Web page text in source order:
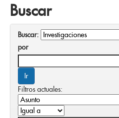
Buscar
Buscar:
por
Filtros actuales: